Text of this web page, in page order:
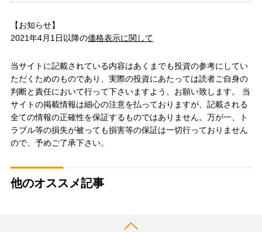
【お知らせ】
2021年4月1日以降の価格表示に関して
当サイトに記載されている内容はあくまでも投資の参考にしてい
ただくためのものであり、実際の投資にあたっては読者ご自身の
判断と責任において行って下さいますよう、お願い致します。 当
サイトの掲載情報は細心の注意を払っておりますが、記載される
全ての情報の正確性を保証するものではありません。万が一、ト
ラブル等の損失が被っても損害等の保証は一切行っておりません
ので、予めご了承下さい。
他のオススメ記事